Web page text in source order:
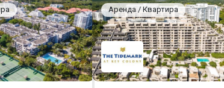
Аренда / Квартира